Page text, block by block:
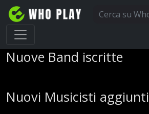
Nuove Band iscritte
Nuovi Musicisti aggiunti